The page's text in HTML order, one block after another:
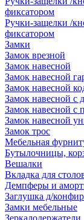
фиксатором
Ручки-защелки /
фиксатором
Замки
Замок врезной
Замок навесной
Замок навесной
Замок навесной
Замок навесной с
Замок навесной с
Замок навесной
Замок трос
Мебельная
Бутылочницы,
Вешалки
Вкладка для
Демпферы и
Заглушка д/
Замки мебельные
Зеркалодержатели